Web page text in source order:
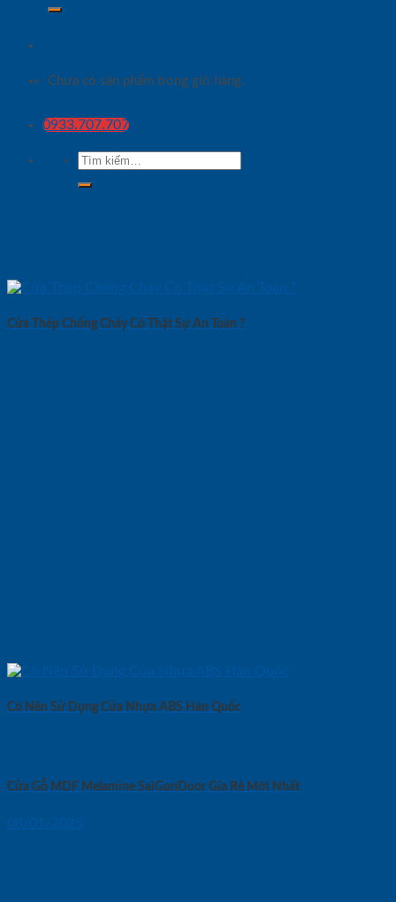
Chưa có sản phẩm trong giỏ hàng.
0933.707.707
Tìm
kiếm:
Cửa Thép Chống Cháy Có Thật Sự An Toàn ?
Có Nên Sử Dụng Cửa Nhựa ABS Hàn Quốc
Cửa Gỗ MDF Melamine SaiGonDoor Gía Rẻ Mới Nhất
08/01/2025